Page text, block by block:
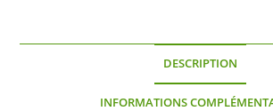
DESCRIPTION
INFORMATIONS